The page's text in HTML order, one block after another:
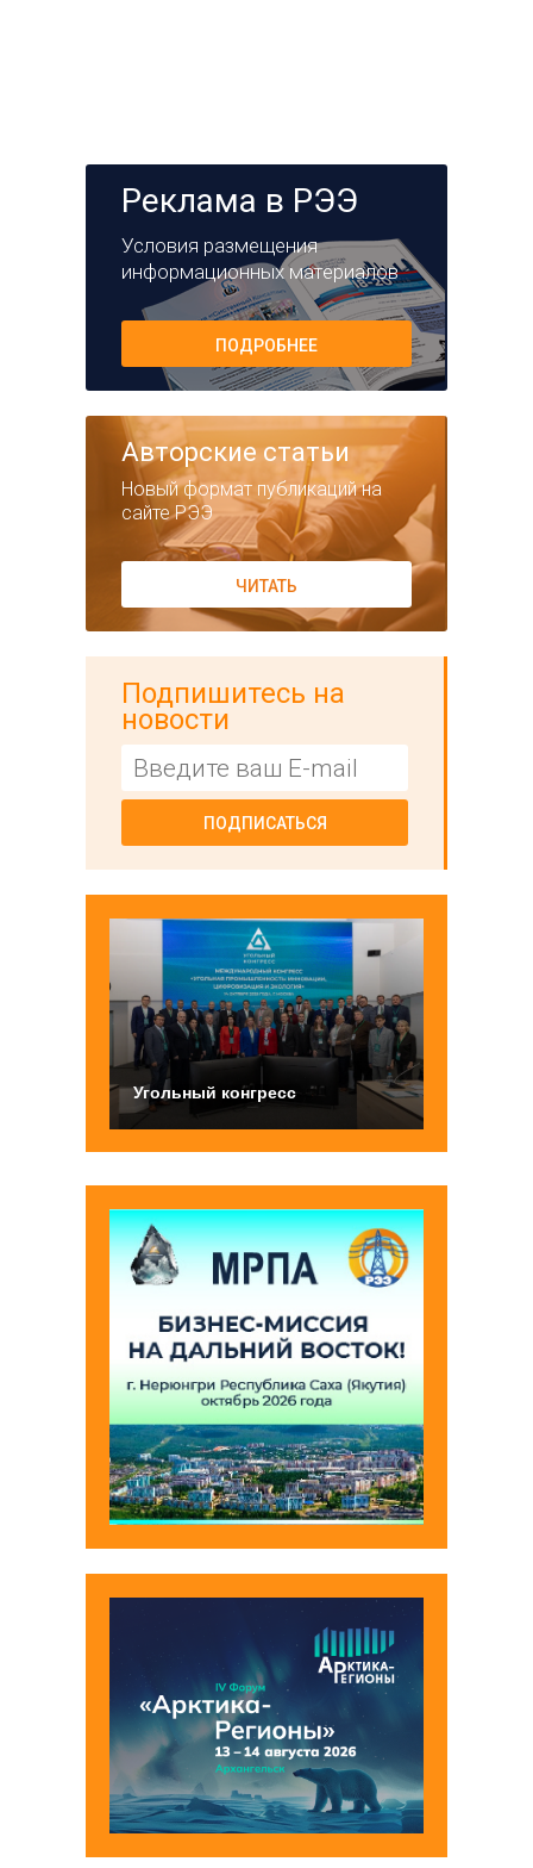
Реклама в РЭЭ
Условия размещения
информационных материалов
ПОДРОБНЕЕ
Авторские статьи
Новый формат публикаций на
сайте РЭЭ
ЧИТАТЬ
Подпишитесь на
новости
ПОДПИСАТЬСЯ
Угольный конгресс